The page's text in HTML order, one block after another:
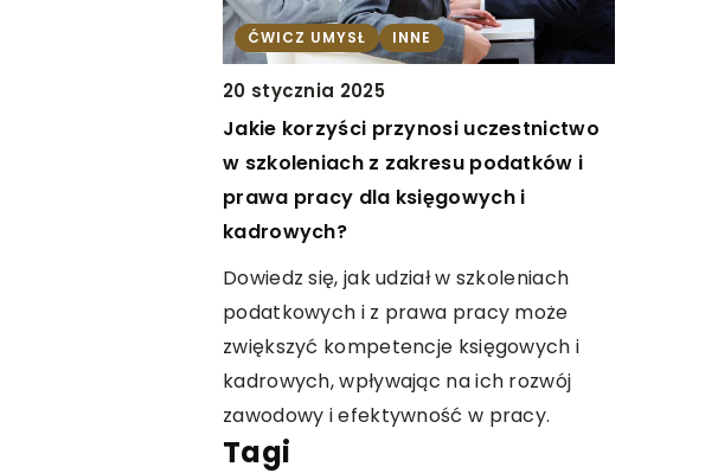
ĆWICZ UMYSŁ INNE
20 stycznia 2025
Jakie korzyści przynosi uczestnictwo
w szkoleniach z zakresu podatków i
prawa pracy dla księgowych i
kadrowych?
Dowiedz się, jak udział w szkoleniach
podatkowych i z prawa pracy może
zwiększyć kompetencje księgowych i
kadrowych, wpływając na ich rozwój
zawodowy i efektywność w pracy.
Tagi